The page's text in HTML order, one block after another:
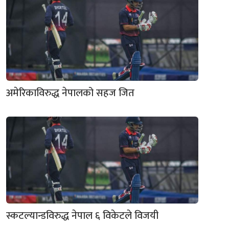
अमेरिकाविरुद्ध नेपालको सहज जित
स्कटल्यान्डविरुद्ध नेपाल ६ विकेटले विजयी